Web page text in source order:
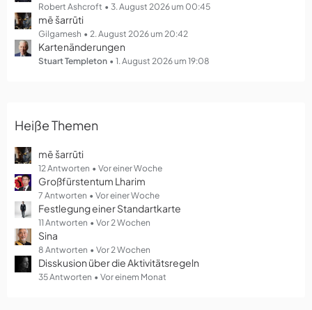
g
e
Robert Ashcroft 3. August 2026 um 00:45
mē šarrūti
Gilgamesh 2. August 2026 um 20:42
Kartenänderungen
Stuart Templeton 1. August 2026 um 19:08
Heiße Themen
mē šarrūti
12 Antworten Vor einer Woche
Großfürstentum Lharim
7 Antworten Vor einer Woche
Festlegung einer Standartkarte
11 Antworten Vor 2 Wochen
Sina
8 Antworten Vor 2 Wochen
Disskusion über die Aktivitätsregeln
35 Antworten Vor einem Monat